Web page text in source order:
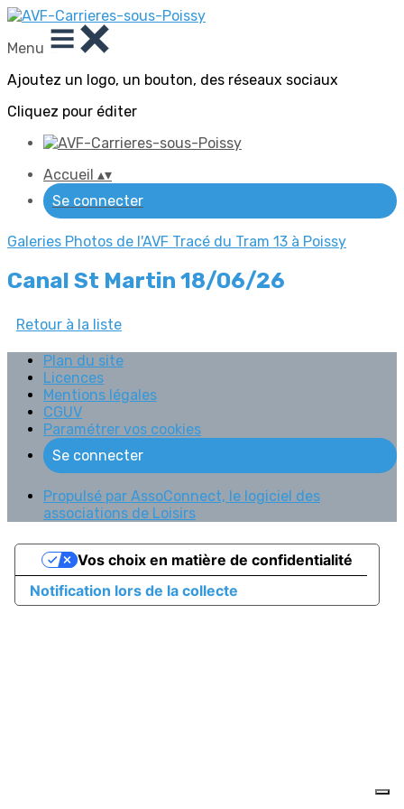
Menu
Ajoutez un logo, un bouton, des réseaux sociaux
Cliquez pour éditer
Accueil ▴▾
Se connecter
Galeries Photos de l'AVF Tracé du Tram 13 à Poissy
Canal St Martin 18/06/26
Retour à la liste
Plan du site
Licences
Mentions légales
CGUV
Paramétrer vos cookies
Se connecter
Propulsé par AssoConnect, le logiciel des
associations de Loisirs
Notification lors de la collecte
Vos choix en matière de confidentialité